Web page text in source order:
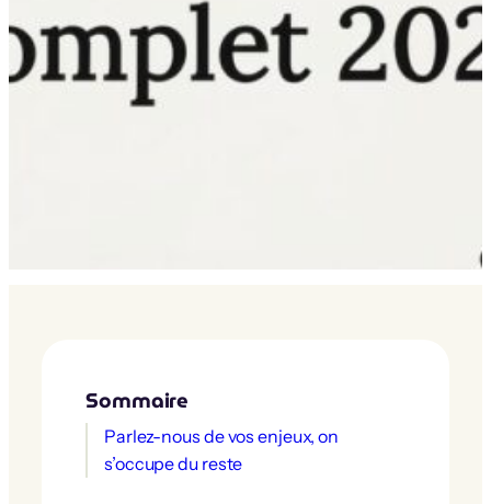
Sommaire
Parlez-nous de vos enjeux, on
s’occupe du reste